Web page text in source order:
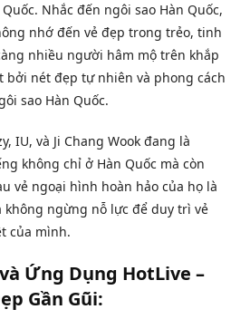
Nhắc đến ngôi sao Hàn Quốc,
nhớ đến vẻ đẹp trong trẻo, tinh
nhiều người hâm mộ trên khắp
nét đẹp tự nhiên và phong cách
sao Hàn Quốc.
IU, và Ji Chang Wook đang là
không chỉ ở Hàn Quốc mà còn
vẻ ngoại hình hoàn hảo của họ là
không ngừng nỗ lực để duy trì vẻ
của mình.
Ứng Dụng HotLive –
Gần Gũi: